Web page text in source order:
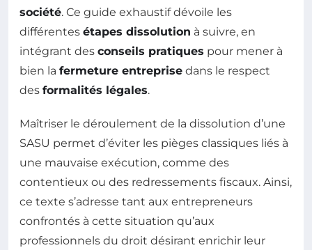
société. Ce guide exhaustif dévoile les
différentes étapes dissolution à suivre, en
intégrant des conseils pratiques pour mener à
bien la fermeture entreprise dans le respect
des formalités légales.
Maîtriser le déroulement de la dissolution d’une
SASU permet d’éviter les pièges classiques liés à
une mauvaise exécution, comme des
contentieux ou des redressements fiscaux. Ainsi,
ce texte s’adresse tant aux entrepreneurs
confrontés à cette situation qu’aux
professionnels du droit désirant enrichir leur